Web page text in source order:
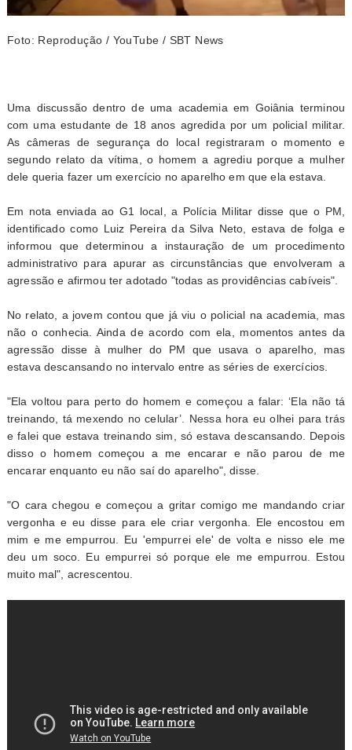
Foto: Reprodução / YouTube / SBT News
Uma discussão dentro de uma academia em Goiânia terminou
com uma estudante de 18 anos agredida por um policial militar.
As câmeras de segurança do local registraram o momento e
segundo relato da vítima, o homem a agrediu porque a mulher
dele queria fazer um exercício no aparelho em que ela estava.
Em nota enviada ao G1 local, a Polícia Militar disse que o PM,
identificado como Luiz Pereira da Silva Neto, estava de folga e
informou que determinou a instauração de um procedimento
administrativo para apurar as circunstâncias que envolveram a
agressão e afirmou ter adotado "todas as providências cabíveis".
No relato, a jovem contou que já viu o policial na academia, mas
não o conhecia. Ainda de acordo com ela, momentos antes da
agressão disse à mulher do PM que usava o aparelho, mas
estava descansando no intervalo entre as séries de exercícios.
"Ela voltou para perto do homem e começou a falar: ‘Ela não tá
treinando, tá mexendo no celular’. Nessa hora eu olhei para trás
e falei que estava treinando sim, só estava descansando. Depois
disso o homem começou a me encarar e não parou de me
encarar enquanto eu não saí do aparelho", disse.
"O cara chegou e começou a gritar comigo me mandando criar
vergonha e eu disse para ele criar vergonha. Ele encostou em
mim e me empurrou. Eu 'empurrei ele' de volta e nisso ele me
deu um soco. Eu empurrei só porque ele me empurrou. Estou
muito mal", acrescentou.